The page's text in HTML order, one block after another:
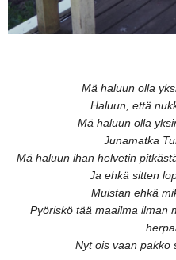
Mä haluun olla
Haluun, että
Mä haluun olla
Junamatka
Mä haluun ihan helvetin
Ja ehkä sitten
Muistan ehkä
Pyöriskö tää maailma ilman
Nyt ois vaan pakko